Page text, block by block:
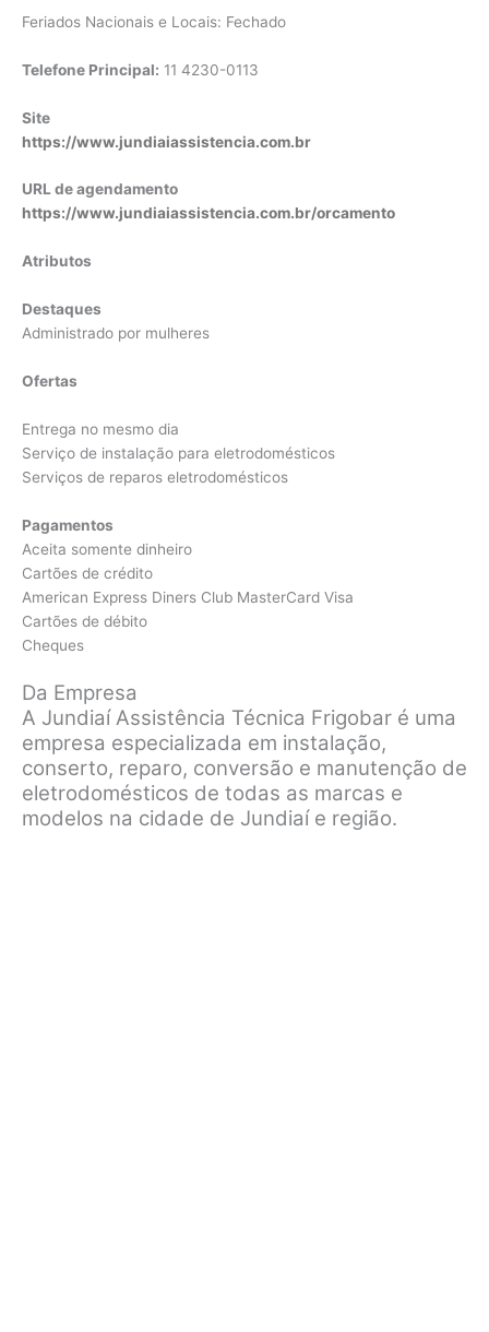
Feriados Nacionais e Locais: Fechado
Telefone Principal: 11 4230-0113
Site
https://www.jundiaiassistencia.com.br
URL de agendamento
https://www.jundiaiassistencia.com.br/orcamento
Atributos
Destaques
Administrado por mulheres
Ofertas
Entrega no mesmo dia
Serviço de instalação para eletrodomésticos
Serviços de reparos eletrodomésticos
Pagamentos
Aceita somente dinheiro
Cartões de crédito
American Express Diners Club MasterCard Visa
Cartões de débito
Cheques
Da Empresa
A Jundiaí Assistência Técnica Frigobar é uma
empresa especializada em instalação,
conserto, reparo, conversão e manutenção de
eletrodomésticos de todas as marcas e
modelos na cidade de Jundiaí e região.